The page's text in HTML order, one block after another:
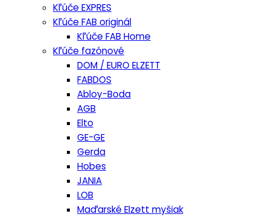
Kľúče EXPRES
Kľúče FAB originál
Kľúče FAB Home
Kľúče fazónové
DOM / EURO ELZETT
FABDOS
Abloy-Boda
AGB
Elto
GE-GE
Gerda
Hobes
JANIA
LOB
Maďarské Elzett myšiak